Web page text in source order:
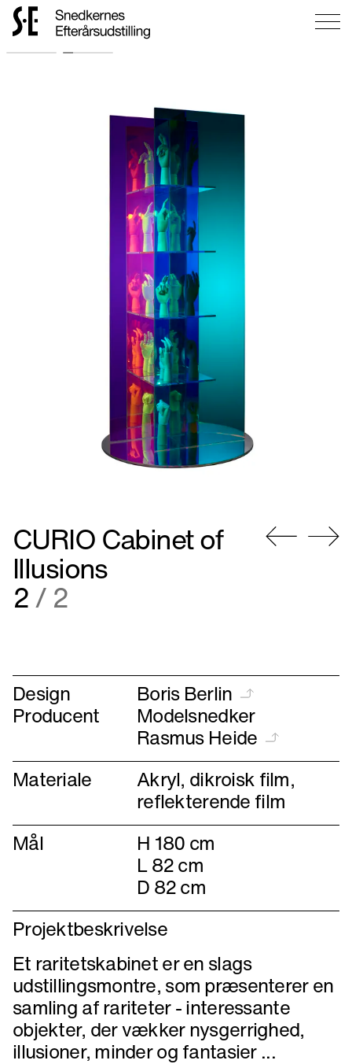
CURIO Cabinet of
Illusions
2/ 2
Design Boris Berlin
Producent Modelsnedker
Rasmus Heide
Materiale
Akryl, dikroisk film,
reflekterende film
Mål
H 180 cm
L 82 cm
D 82 cm
Projektbeskrivelse
Et raritetskabinet er en slags
udstillingsmontre, som præsenterer en
samling af rariteter - interessante
objekter, der vækker nysgerrighed,
illusioner, minder og fantasier ...